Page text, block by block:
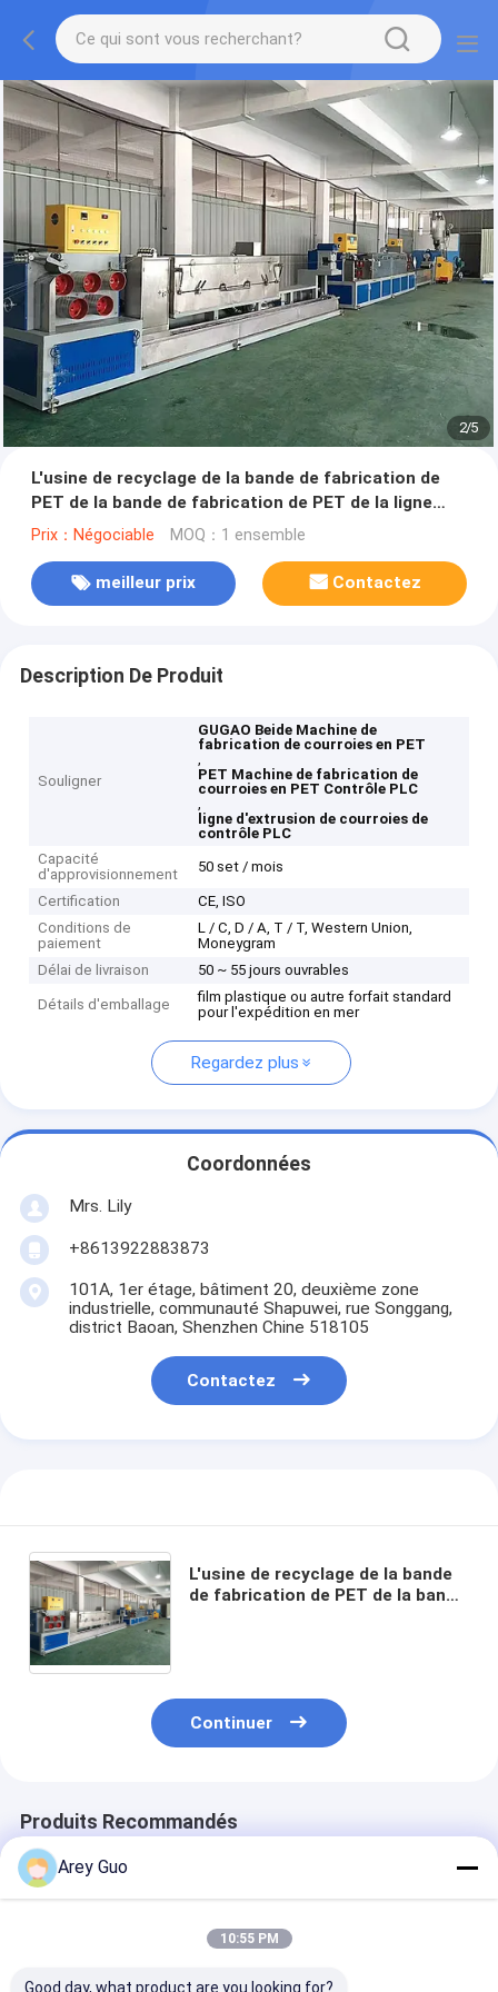
2/5
L'usine de recyclage de la bande de fabrication de
PET de la bande de fabrication de PET de la ligne
d'extrusion de bande de bande de paquetage
Prix：Négociable MOQ：1 ensemble
meilleur prix Contactez
Description De Produit
Souligner
GUGAO Beide Machine de
fabrication de courroies en PET
,
PET Machine de fabrication de
courroies en PET Contrôle PLC
,
ligne d'extrusion de courroies de
contrôle PLC
Capacité
d'approvisionnement
50 set / mois
Certification
CE, ISO
Conditions de
paiement
L / C, D / A, T / T, Western Union,
Moneygram
Délai de livraison
50 ~ 55 jours ouvrables
Détails d'emballage
film plastique ou autre forfait standard
pour l'expédition en mer
Regardez plus
Coordonnées
Mrs. Lily
+8613922883873
101A, 1er étage, bâtiment 20, deuxième zone
industrielle, communauté Shapuwei, rue Songgang,
district Baoan, Shenzhen Chine 518105
Contactez
L'usine de recyclage de la bande
de fabrication de PET de la bande
Continuer
Produits Recommandés
Arey Guo
10:55 PM
Good day, what product are you looking for?